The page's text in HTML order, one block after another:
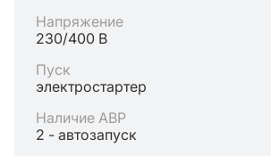
Напряжение
230/400 В
Пуск
электростартер
Наличие АВР
2 - автозапуск